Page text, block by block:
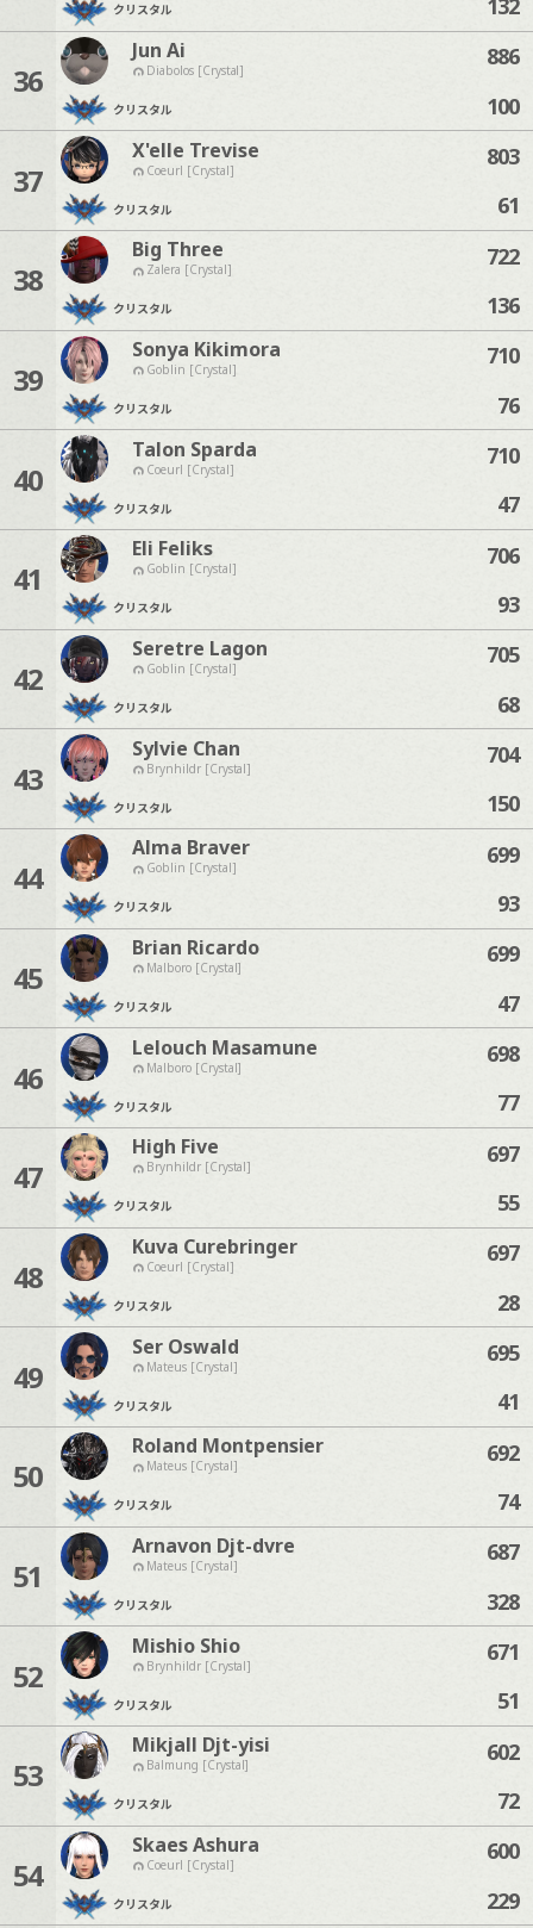
クリスタル 132
36
Jun Ai
Diabolos [Crystal]
クリスタル
886
100
37
X'elle Trevise
Coeurl [Crystal]
クリスタル
803
61
38
Big Three
Zalera [Crystal]
クリスタル
722
136
39
Sonya Kikimora
Goblin [Crystal]
クリスタル
710
76
40
Talon Sparda
Coeurl [Crystal]
クリスタル
710
47
41
Eli Feliks
Goblin [Crystal]
クリスタル
706
93
42
Seretre Lagon
Goblin [Crystal]
クリスタル
705
68
43
Sylvie Chan
Brynhildr [Crystal]
クリスタル
704
150
44
Alma Braver
Goblin [Crystal]
クリスタル
699
93
45
Brian Ricardo
Malboro [Crystal]
クリスタル
699
47
46
Lelouch Masamune
Malboro [Crystal]
クリスタル
698
77
47
High Five
Brynhildr [Crystal]
クリスタル
697
55
48
Kuva Curebringer
Coeurl [Crystal]
クリスタル
697
28
49
Ser Oswald
Mateus [Crystal]
クリスタル
695
41
50
Roland Montpensier
Mateus [Crystal]
クリスタル
692
74
51
Arnavon Djt-dvre
Mateus [Crystal]
クリスタル
687
328
52
Mishio Shio
Brynhildr [Crystal]
クリスタル
671
51
53
Mikjall Djt-yisi
Balmung [Crystal]
クリスタル
602
72
54
Skaes Ashura
Coeurl [Crystal]
クリスタル
600
229